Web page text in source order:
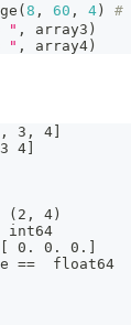
(8 , 60 , 4)
#
" , array3 )
" , array4)
3, 4]
4]
(2, 4)
int64
[ 0. 0. 0.]
==  float64